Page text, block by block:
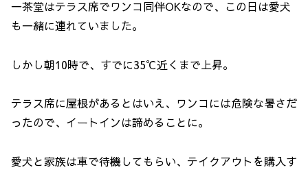
一茶堂はテラス席でワンコ同伴OKなので、この日は愛犬
も一緒に連れていました。
しかし朝10時で、すでに35℃近くまで上昇。
テラス席に屋根があるとはいえ、ワンコには危険な暑さだ
ったので、イートインは諦めることに。
愛犬と家族は車で待機してもらい、テイクアウトを購入す